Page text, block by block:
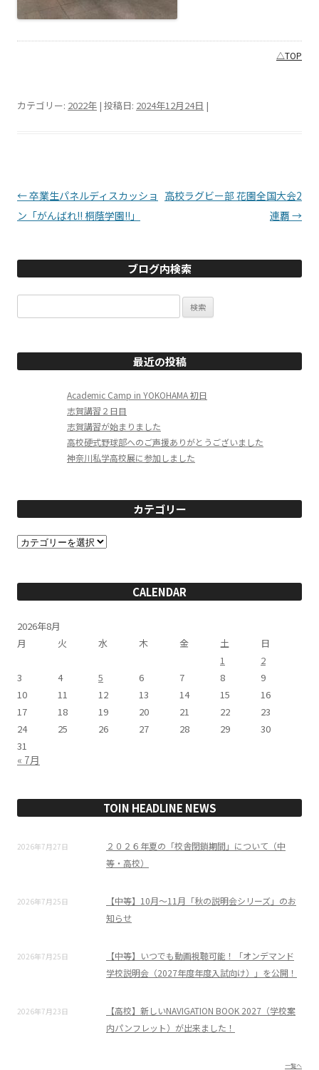
△TOP
カテゴリー: 2022年 | 投稿日: 2024年12月24日 |
投稿ナビゲーション
←卒業生パネルディスカッショ
ン「がんばれ!! 桐蔭学園!!」
高校ラグビー部 花園全国大会2
連覇→
ブログ内検索
索:
最近の投稿
Academic Camp in YOKOHAMA 初日
志賀講習２日目
志賀講習が始まりました
高校硬式野球部へのご声援ありがとうございました
神奈川私学高校展に参加しました
カテゴリー
カ
テ
ー
CALENDAR
2026年8月
月
火 水 木 金 土
日
1
2
3
4 5 6 7 8
9
10
11 12 13 14 15
16
17
18 19 20 21 22
23
24
25 26 27 28 29
30
31
« 7月
TOIN HEADLINE NEWS
2026年7月27日
２０２６年夏の「校舎閉鎖期間」について（中
等・高校）
2026年7月25日
【中等】10月～11月「秋の説明会シリーズ」のお
知らせ
2026年7月25日
【中等】いつでも動画視聴可能！「オンデマンド
学校説明会（2027年度年度入試向け）」を公開！
2026年7月23日
【高校】新しいNAVIGATION BOOK 2027（学校案
内パンフレット）が出来ました！
一覧へ